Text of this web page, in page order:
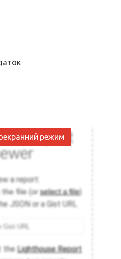
режим